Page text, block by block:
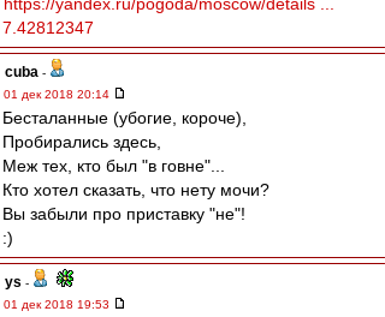
7.42812347
cuba -
01 дек 2018 20:14
Бесталанные (убогие, короче),
Пробирались здесь,
Меж тех, кто был "в говне"...
Кто хотел сказать, что нету мочи?
Вы забыли про приставку "не"!
:)
ys -
01 дек 2018 19:53